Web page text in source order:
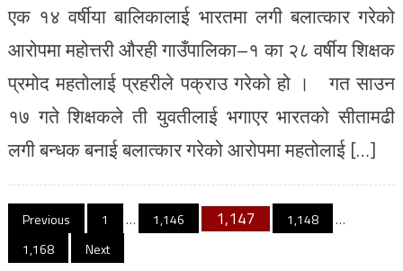
एक १४ वर्षीया बालिकालाई भारतमा लगी बलात्कार गरेको
आरोपमा महोत्तरी औरही गाउँपालिका–१ का २८ वर्षीय शिक्षक
प्रमोद महतोलाई प्रहरीले पक्राउ गरेको हो । गत साउन
१७ गते शिक्षकले ती युवतीलाई भगाएर भारतको सीतामढी
लगी बन्धक बनाई बलात्कार गरेको आरोपमा महतोलाई […]
Posts pagination
Previous 1 … 1,146 1,147 1,148
…
1,168
Next